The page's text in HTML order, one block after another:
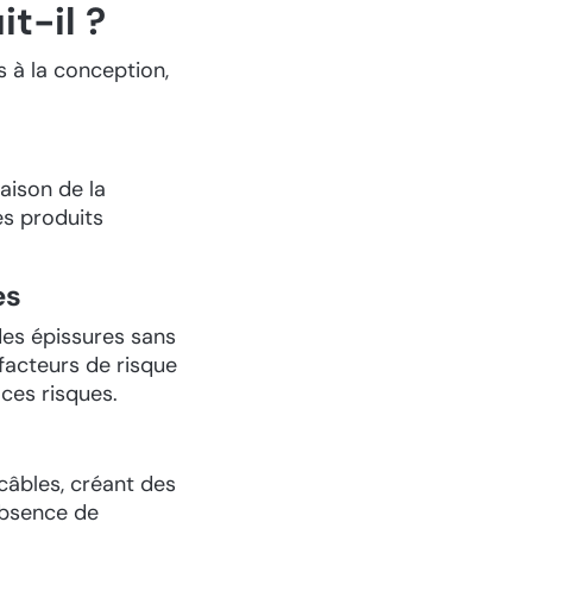
il ?
à la conception,
de la
produits
épissures sans
de risque
risques.
créant des
de